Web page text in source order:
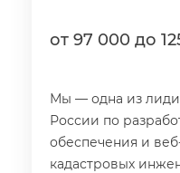
от 97 000 до
Мы — одна из
России по
обеспечения и
кадастровых